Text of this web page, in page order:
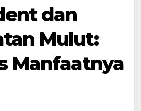
dan
Mulut:
Manfaatnya